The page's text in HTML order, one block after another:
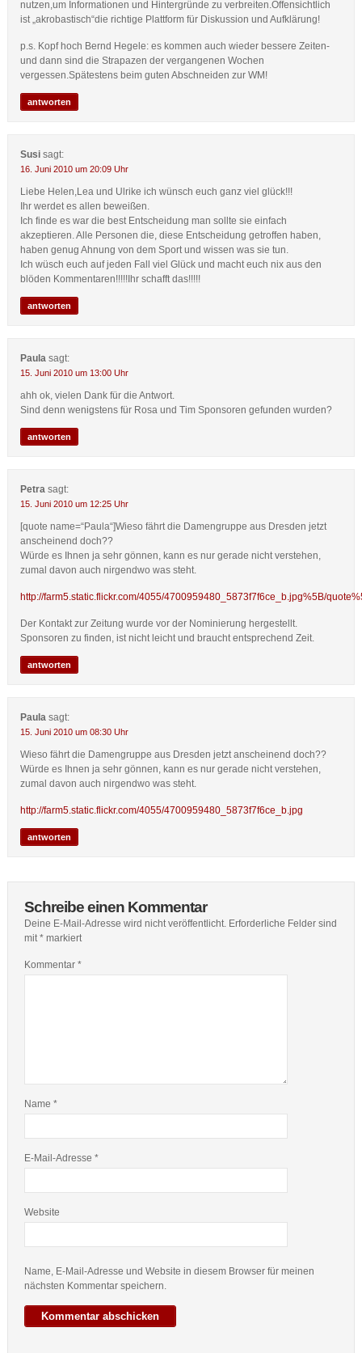
nutzen,um Informationen und Hintergründe zu verbreiten.Offensichtlich
ist „akrobastisch“die richtige Plattform für Diskussion und Aufklärung!
p.s. Kopf hoch Bernd Hegele: es kommen auch wieder bessere Zeiten-
und dann sind die Strapazen der vergangenen Wochen
vergessen.Spätestens beim guten Abschneiden zur WM!
antworten
Susi sagt:
16. Juni 2010 um 20:09 Uhr
Liebe Helen,Lea und Ulrike ich wünsch euch ganz viel glück!!!
Ihr werdet es allen beweißen.
Ich finde es war die best Entscheidung man sollte sie einfach
akzeptieren. Alle Personen die, diese Entscheidung getroffen haben,
haben genug Ahnung von dem Sport und wissen was sie tun.
Ich wüsch euch auf jeden Fall viel Glück und macht euch nix aus den
blöden Kommentaren!!!!!Ihr schafft das!!!!!
antworten
Paula sagt:
15. Juni 2010 um 13:00 Uhr
ahh ok, vielen Dank für die Antwort.
Sind denn wenigstens für Rosa und Tim Sponsoren gefunden wurden?
antworten
Petra sagt:
15. Juni 2010 um 12:25 Uhr
[quote name=“Paula“]Wieso fährt die Damengruppe aus Dresden jetzt
anscheinend doch??
Würde es Ihnen ja sehr gönnen, kann es nur gerade nicht verstehen,
zumal davon auch nirgendwo was steht.
http://farm5.static.flickr.com/4055/4700959480_5873f7f6ce_b.jpg%5B/
Der Kontakt zur Zeitung wurde vor der Nominierung hergestellt.
Sponsoren zu finden, ist nicht leicht und braucht entsprechend Zeit.
antworten
Paula sagt:
15. Juni 2010 um 08:30 Uhr
Wieso fährt die Damengruppe aus Dresden jetzt anscheinend doch??
Würde es Ihnen ja sehr gönnen, kann es nur gerade nicht verstehen,
zumal davon auch nirgendwo was steht.
http://farm5.static.flickr.com/4055/4700959480_5873f7f6ce_b.jpg
antworten
Schreibe einen Kommentar
Deine E-Mail-Adresse wird nicht veröffentlicht. Erforderliche Felder sind
mit*markiert
Kommentar *
Name *
E-Mail-Adresse *
Website
Name, E-Mail-Adresse und Website in diesem Browser für meinen
nächsten Kommentar speichern.